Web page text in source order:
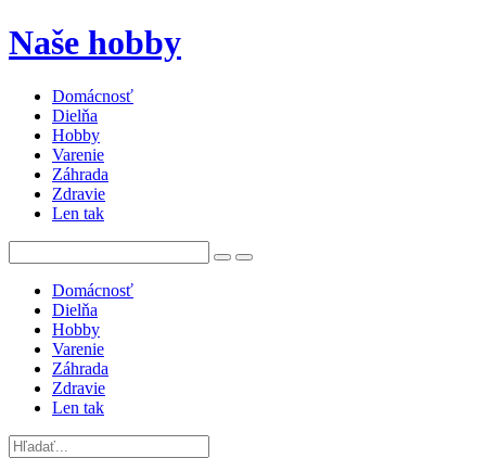
Naše hobby
Domácnosť
Dielňa
Hobby
Varenie
Záhrada
Zdravie
Len tak
Domácnosť
Dielňa
Hobby
Varenie
Záhrada
Zdravie
Len tak